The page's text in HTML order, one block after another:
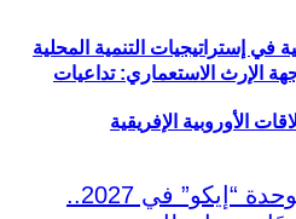
في إستراتيجيات التنمية المحلية
الإرث الاستعماري: تداعيات
الأوروبية الإفريقية